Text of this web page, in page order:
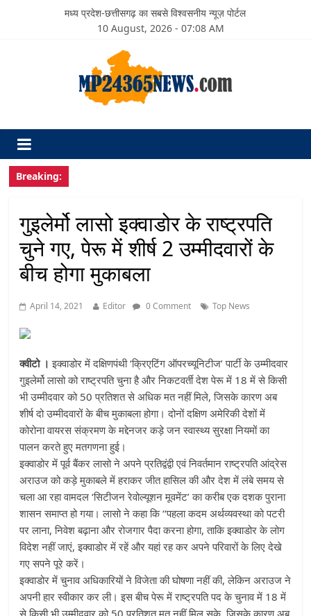
मध्य प्रदेश-छत्तीसगढ़ का सबसे विश्वसनीय न्यूज़ पोर्टल
10 August, 2026 - 07:08 AM
Breaking:
गुइलेर्मो लासो इक्वाडोर के राष्ट्रपति
चुने गए, पेरू में शीर्ष 2 उम्मीदवारों के
बीच होगा मुकाबला
April 14, 2021 Editor 0 Comment Top News
क्वीटो ।इक्वाडोर में दक्षिणपंथी ‘क्रिएटिंग ऑपरच्यूनिटीज’ पार्टी के उम्मीदवार
गुइलेर्मो लासो को राष्ट्रपति चुना है और निकटवर्ती देश पेरू में 18 में से किसी
भी उम्मीदवार को 50 प्रतिशत से अधिक मत नहीं मिले, जिसके कारण अब
शीर्ष दो उम्मीदवारों के बीच मुकाबला होगा। दोनों दक्षिण अमेरिकी देशों में
कोरोना वायरस संक्रमण के मद्देनजर कड़े जन स्वास्थ्य सुरक्षा नियमों का
पालन करते हुए मतगणना हुई।
इक्वाडोर में पूर्व बैंकर लासो ने अपने प्रतिद्वंद्वी एवं निवर्तमान राष्ट्रपति आंद्रेस
अराउज को कड़े मुकाबले में हराकर जीत हासिल की और देश में लंबे समय से
चला आ रहा वामदल ‘सिटीजन रेवोल्यूशन मूवमेंट’ का करीब एक दशक पुराना
शासन समाप्त हो गया। लासो ने कहा कि ‘‘पहला कदम अर्थव्यवस्था को पटरी
पर लाना, निवेश बढ़ाना और रोजगार पैदा करना होगा, ताकि इक्वाडोर के लोग
विदेश नहीं जाएं, इक्वाडोर में रहें और यहां रह कर अपने परिवारों के लिए देखे
गए सपने पूरे करें।
इक्वाडोर में चुनाव अधिकारियों ने विजेता की घोषणा नहीं की, लेकिन अराउज ने
अपनी हार स्वीकार कर ली। इस बीच पेरू में राष्ट्रपति पद के चुनाव में 18 में
से किसी भी उम्मीदवार को 50 प्रतिशत मत नहीं मिल सके, जिसके कारण अब